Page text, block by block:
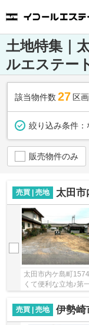
土地特集｜
ルエステー
該当物件数 27 区画
絞り込み条件：
販売物件のみ
売買 | 売地 太田
太田市内ケ島町
くて便利な立地♪第
売買 | 売地
伊勢